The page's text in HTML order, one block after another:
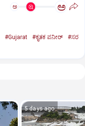
ಅ ಅ
#Gujarat #ಕೃತಕ ಪನೀರ್‌
#ಸರ
5 days ago